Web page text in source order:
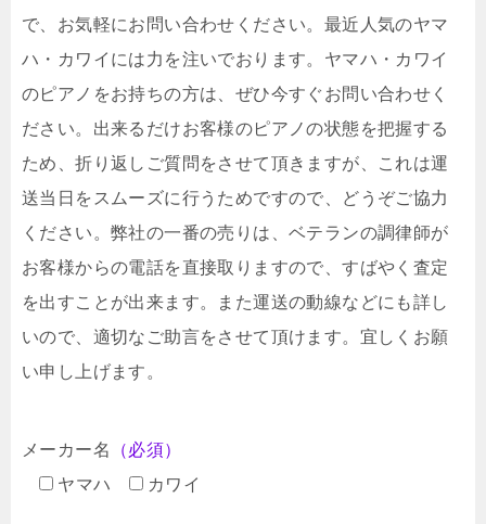
で、お気軽にお問い合わせください。最近人気のヤマ
ハ・カワイには力を注いでおります。ヤマハ・カワイ
のピアノをお持ちの方は、ぜひ今すぐお問い合わせく
ださい。出来るだけお客様のピアノの状態を把握する
ため、折り返しご質問をさせて頂きますが、これは運
送当日をスムーズに行うためですので、どうぞご協力
ください。弊社の一番の売りは、ベテランの調律師が
お客様からの電話を直接取りますので、すばやく査定
を出すことが出来ます。また運送の動線などにも詳し
いので、適切なご助言をさせて頂けます。宜しくお願
い申し上げます。
メーカー名
（必須）
ヤマハ
カワイ